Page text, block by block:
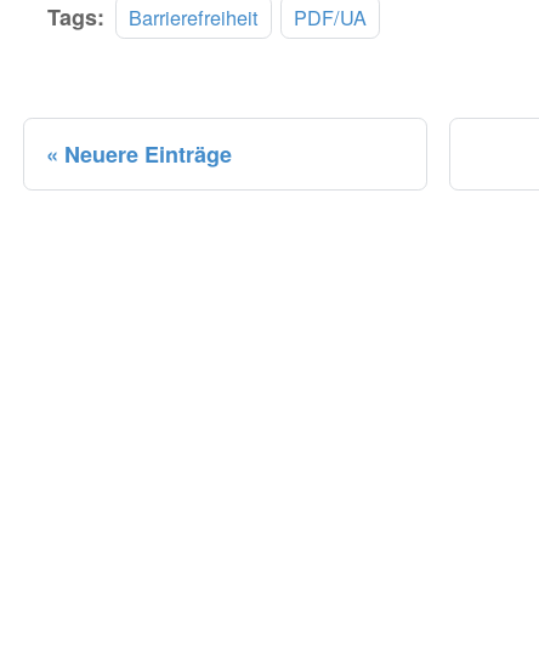
Tags: Barrierefreiheit PDF/UA
Neuere Einträge